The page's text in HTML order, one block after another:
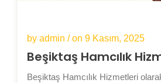
by admin / on 9 Kasım, 2025
Beşiktaş Hamcılık
Beşiktaş Hamcılık Hizmetleri